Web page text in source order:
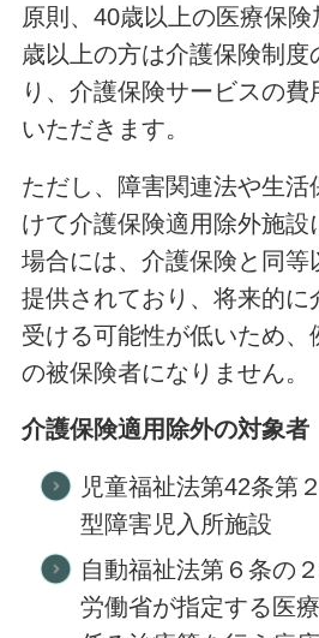
原則、40歳以上の医療保
歳以上の方は介護保険制度
り、介護保険サービスの費
いただきます。
ただし、障害関連法や生活
けて介護保険適用除外施設
場合には、介護保険と同等
提供されており、将来的に
受ける可能性が低いため、
の被保険者になりません。
介護保険適用除外の対象者
児童福祉法第42条第
型障害児入所施設
自動福祉法第６条の
労働省が指定する医